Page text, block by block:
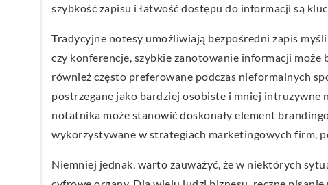
szybkość zapisu i łatwość dostępu do informacji są
Tradycyjne notesy umożliwiają bezpośredni zapis
czy konferencje, szybkie zanotowanie informacji
również często preferowane podczas nieformalnych
postrzegane jako bardziej osobiste i mniej intruzywne
notatnika może stanowić doskonały element
wykorzystywane w strategiach marketingowych firm,
Niemniej jednak, warto zauważyć, że w niektórych